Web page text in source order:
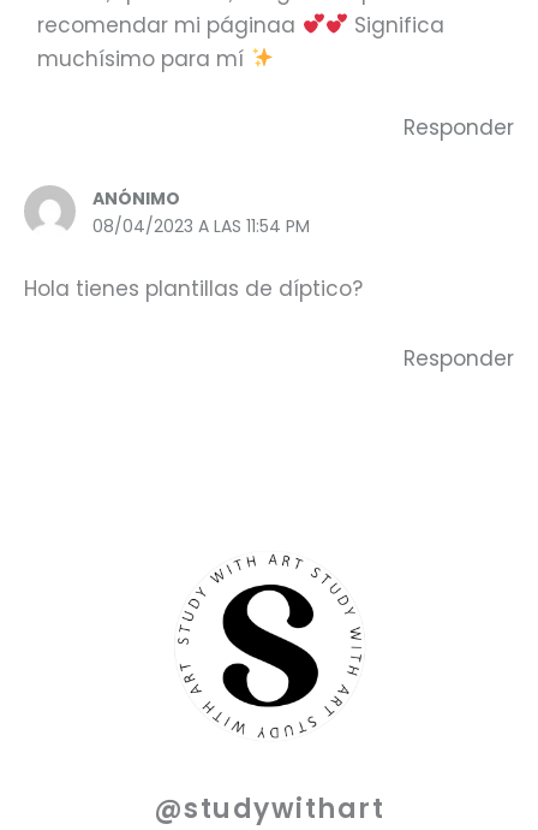
recomendar mi páginaa
Significa
muchísimo para mí
Responder
ANÓNIMO
08/04/2023 A LAS 11:54 PM
Hola tienes plantillas de díptico?
Responder
@studywithart